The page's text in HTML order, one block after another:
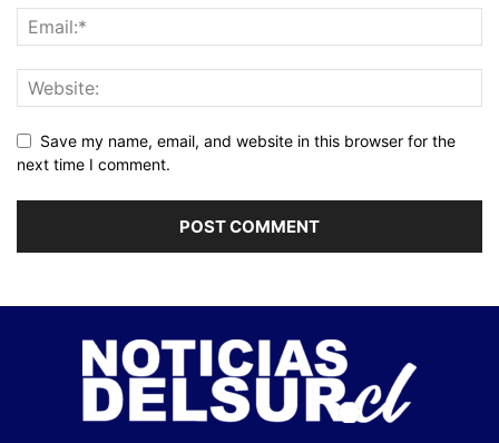
Save my name, email, and website in this browser for the
next time I comment.